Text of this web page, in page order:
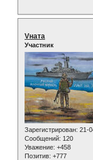
Vната
Участник
Зарегистрирован: 21-
Сообщений: 120
Уважение: +458
Позитив: +777